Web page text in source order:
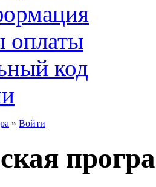
оплаты
код
» Войти